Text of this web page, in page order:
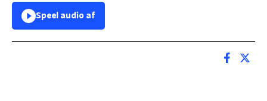
Speel audio af